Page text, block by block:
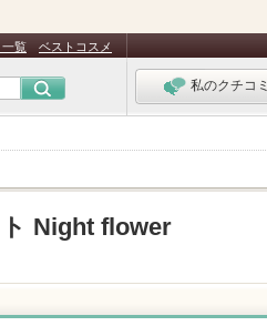
一覧 ベストコスメ
私のクチコミ
Night flower